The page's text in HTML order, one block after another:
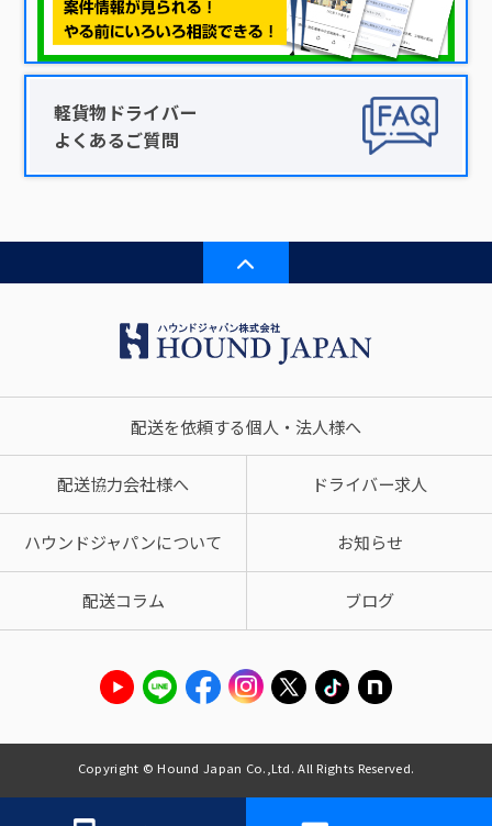
軽貨物ドライバー
よくあるご質問
配送を依頼する個人・法人様へ
配送協力会社様へ ドライバー求人
ハウンドジャパンについて お知らせ
配送コラム ブログ
Copyright © Hound Japan Co.,Ltd. All Rights Reserved.